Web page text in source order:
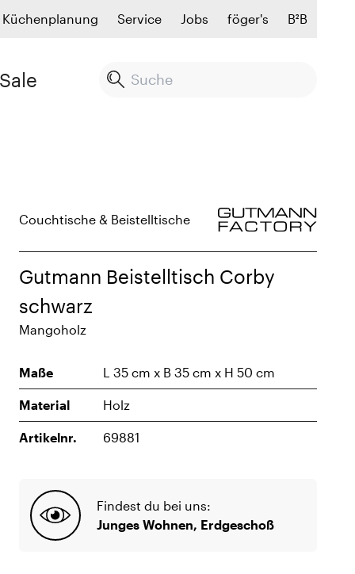
Küchenplanung Service Jobs föger's B²B
Sale
Couchtische & Beistelltische
Gutmann Beistelltisch Corby
schwarz
Mangoholz
Maße L 35 cm x B 35 cm x H 50 cm
Material Holz
Artikelnr. 69881
Findest du bei uns:
Junges Wohnen, Erdgeschoß